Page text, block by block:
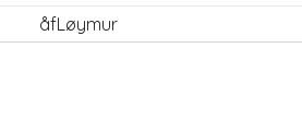
åfLøymur